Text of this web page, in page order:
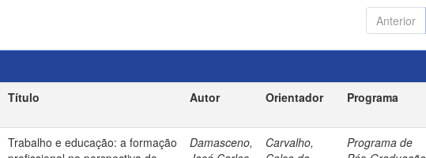
Anterior
Título Autor Orientador Programa
Trabalho e educação: a formação
Damasceno,
Carvalho,
Programa de